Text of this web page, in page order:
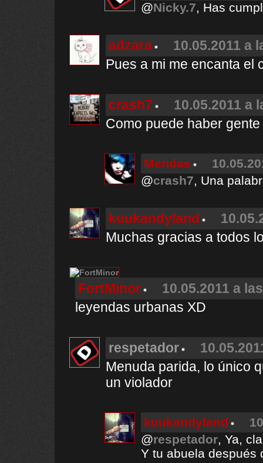
@Nicky.7, Has
adzara
10.05.2011 a
Pues a mi me encanta el
crash7
10.05.2011 a
Como puede haber
Mendas
@crash7, Una
kuukandyland
Muchas gracias a todos
FortMinor
10.05.2011 a
leyendas urbanas XD
respetador
Menuda parida, lo único
un violador
kuukandyland
@respetador, Ya,
Y tu abuela después